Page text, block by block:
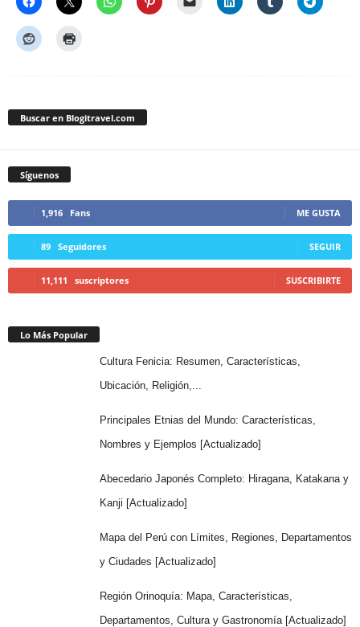
Buscar en Blogitravel.com
Síguenos
1,916 Fans ME GUSTA
89 Seguidores SEGUIR
11,111 suscriptores SUSCRIBIRTE
Lo Más Popular
Cultura Fenicia: Resumen, Características,
Ubicación, Religión,...
Principales Etnias del Mundo: Características,
Nombres y Ejemplos [Actualizado]
Abecedario Japonés Completo: Hiragana, Katakana y
Kanji [Actualizado]
Mapa del Perú con Límites, Regiones, Departamentos
y Ciudades [Actualizado]
Región Orinoquía: Mapa, Características,
Departamentos, Cultura y Gastronomía [Actualizado]